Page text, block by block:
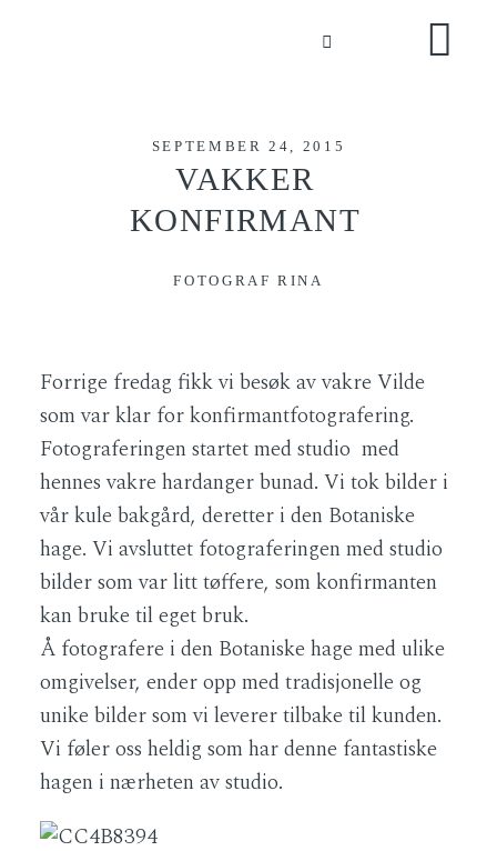
SEPTEMBER 24, 2015
VAKKER
KONFIRMANT
FOTOGRAF RINA
Forrige fredag fikk vi besøk av vakre Vilde
som var klar for konfirmantfotografering.
Fotograferingen startet med studio med
hennes vakre hardanger bunad. Vi tok bilder i
vår kule bakgård, deretter i den Botaniske
hage. Vi avsluttet fotograferingen med studio
bilder som var litt tøffere, som konfirmanten
kan bruke til eget bruk.
Å fotografere i den Botaniske hage med ulike
omgivelser, ender opp med tradisjonelle og
unike bilder som vi leverer tilbake til kunden.
Vi føler oss heldig som har denne fantastiske
hagen i nærheten av studio.